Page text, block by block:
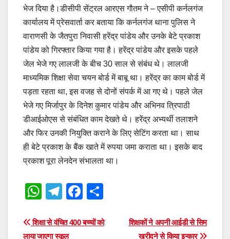
भेज दिया है।डीसीपी सेंट्रल आरएस गौतम ने – एसीपी कर्नलगंज
कार्यालय में प्रेसवार्ता कर बताया कि कर्नलगंज थाना पुलिस ने
वाराणसी के जैतपुरा निवासी हरेंद्र पांडेय और उनके बेटे प्रकाश
पांडेय को गिरफ्तार किया गया है। हरेंद्र पांडेय और इसके पहले
जेल भेजे गए लालजी के बीच 30 साल से संबंध थे। लालजी
माध्यमिक शिक्षा सेवा चयन बोर्ड में बाबू था। हरेंद्र का काम बोर्ड में
पड़ता रहता था, इस वजह से दोनों संपर्क में आ गए थे। पहले जेल
भेजे गए मिर्जापुर के दिनेश कुमार पांडेय और अभिनव त्रिपाठी
डीआईओएस से संबंधित काम देखते थे। हरेंद्र अभ्यर्थी तलाशने
और फिर उनकी नियुक्ति कराने के लिए सेटिंग करता था। साथ
ही बेटे प्रकाश के बैंक खाते में रुपया जमा कराता था। इसके बाद
प्रकाश पूरा लेनदेन संभालता था।
W
at
T
e
F
c
ar
Post
शिक्षकों ने अपनी आईडी से सिम
खरीदने से किया इन्कार
शिक्षा से वंचित 400 बच्चों को
लाया जाएगा स्कूल